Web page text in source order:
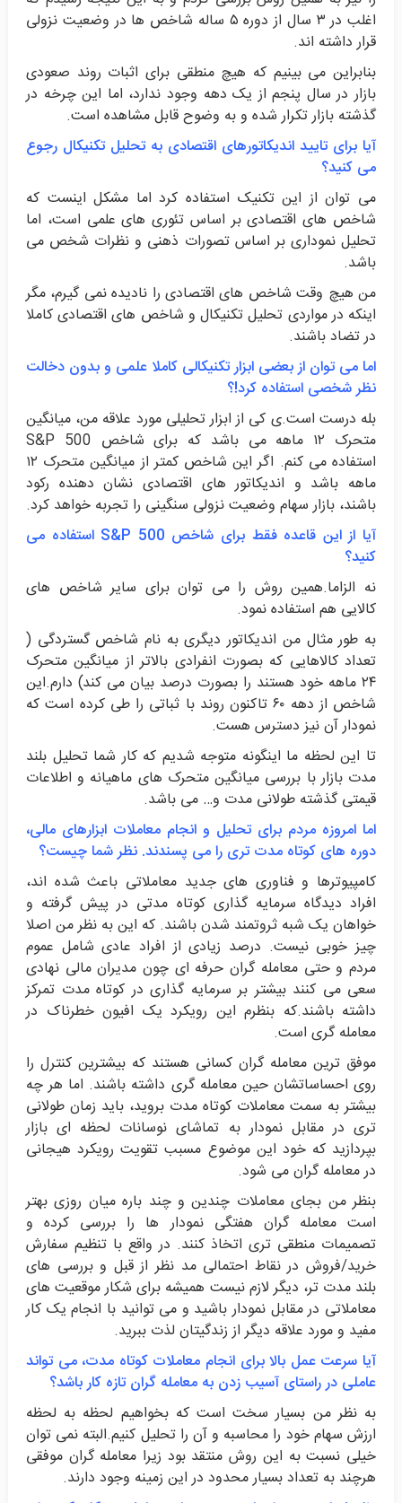
اغلب در ۳ سال از دوره ۵ ساله شاخص ها در وضعیت نزولی
قرار داشته اند.
بنابراین می بینیم که هیچ منطقی برای اثبات روند صعودی
بازار در سال پنجم از یک دهه وجود ندارد، اما این چرخه در
گذشته بازار تکرار شده و به وضوح قابل مشاهده است.
آیا برای تایید اندیکاتورهای اقتصادی به تحلیل تکنیکال رجوع
می کنید؟
می توان از این تکنیک استفاده کرد اما مشکل اینست که
شاخص های اقتصادی بر اساس تئوری های علمی است، اما
تحلیل نموداری بر اساس تصورات ذهنی و نظرات شخص می
باشد.
من هیچ وقت شاخص های اقتصادی را نادیده نمی گیرم، مگر
اینکه در مواردی تحلیل تکنیکال و شاخص های اقتصادی کاملا
در تضاد باشند.
اما می توان از بعضی ابزار تکنیکالی کاملا علمی و بدون دخالت
نظر شخصی استفاده کرد!؟
بله درست است.ی کی از ابزار تحلیلی مورد علاقه من، میانگین
متحرک ۱۲ ماهه می باشد که برای شاخص S&P 500
استفاده می کنم. اگر این شاخص کمتر از میانگین متحرک ۱۲
ماهه باشد و اندیکاتور های اقتصادی نشان دهنده رکود
باشند، بازار سهام وضعیت نزولی سنگینی را تجربه خواهد کرد.
آیا از این قاعده فقط برای شاخص S&P 500 استفاده می
کنید؟
نه الزاما.همین روش را می توان برای سایر شاخص های
کالایی هم استفاده نمود.
به طور مثال من اندیکاتور دیگری به نام شاخص گستردگی (
تعداد کالاهایی که بصورت انفرادی بالاتر از میانگین متحرک
۲۴ ماهه خود هستند را بصورت درصد بیان می کند) دارم.این
شاخص از دهه ۶۰ تاکنون روند با ثباتی را طی کرده است که
نمودار آن نیز دسترس هست.
تا این لحظه ما اینگونه متوجه شدیم که کار شما تحلیل بلند
مدت بازار با بررسی میانگین متحرک های ماهیانه و اطلاعات
قیمتی گذشته طولانی مدت و… می باشد.
اما امروزه مردم برای تحلیل و انجام معاملات ابزارهای مالی،
دوره های کوتاه مدت تری را می پسندند. نظر شما چیست؟
کامپیوترها و فناوری های جدید معاملاتی باعث شده اند،
افراد دیدگاه سرمایه گذاری کوتاه مدتی در پیش گرفته و
خواهان یک شبه ثروتمند شدن باشند. که این به نظر من اصلا
چیز خوبی نیست. درصد زیادی از افراد عادی شامل عموم
مردم و حتی معامله گران حرفه ای چون مدیران مالی نهادی
سعی می کنند بیشتر بر سرمایه گذاری در کوتاه مدت تمرکز
داشته باشند.که بنظرم این رویکرد یک افیون خطرناک در
معامله گری است.
موفق ترین معامله گران کسانی هستند که بیشترین کنترل را
روی احساساتشان حین معامله گری داشته باشند. اما هر چه
بیشتر به سمت معاملات کوتاه مدت بروید، باید زمان طولانی
تری در مقابل نمودار به تماشای نوسانات لحظه ای بازار
بپردازید که خود این موضوع مسبب تقویت رویکرد هیجانی
در معامله گران می شود.
بنظر من بجای معاملات چندین و چند باره میان روزی بهتر
است معامله گران هفتگی نمودار ها را بررسی کرده و
تصمیمات منطقی تری اتخاذ کنند. در واقع با تنظیم سفارش
خرید/فروش در نقاط احتمالی مد نظر از قبل و بررسی های
بلند مدت تر، دیگر لازم نیست همیشه برای شکار موقعیت های
معاملاتی در مقابل نمودار باشید و می توانید با انجام یک کار
مفید و مورد علاقه دیگر از زندگیتان لذت ببرید.
آیا سرعت عمل بالا برای انجام معاملات کوتاه مدت، می تواند
عاملی در راستای آسیب زدن به معامله گران تازه کار باشد؟
به نظر من بسیار سخت است که بخواهیم لحظه به لحظه
ارزش سهام خود را محاسبه و آن را تحلیل کنیم.البته نمی توان
خیلی نسبت به این روش منتقد بود زیرا معامله گران موفقی
هرچند به تعداد بسیار محدود در این زمینه وجود دارند.